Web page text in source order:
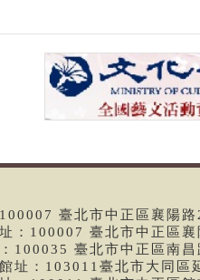
臺北市中正區襄陽
：100007 臺北市中正區
100035 臺北市中正區南昌
：103011臺北市大同區